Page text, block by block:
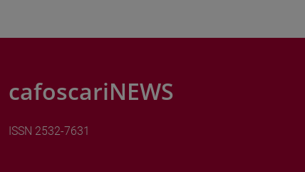
cafoscariNEWS
ISSN 2532-7631